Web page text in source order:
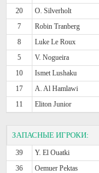
20
O. Silverholt
7
Robin Tranberg
8
Luke Le Roux
5
V. Nogueira
10
Ismet Lushaku
17
A. Al Hamlawi
11
Eliton Junior
ЗАПАСНЫЕ ИГРОКИ:
39 Y. El Ouatki
36
Oemuer Pektas